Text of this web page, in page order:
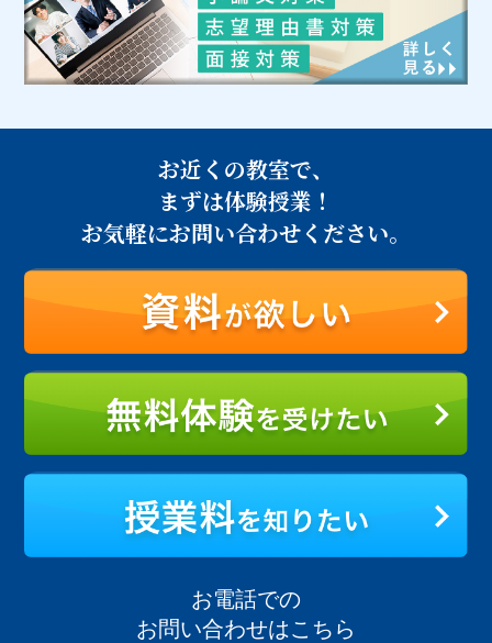
お近くの教室で、
まずは体験授業！
お気軽にお問い合わせください。
お電話での
お問い合わせはこちら